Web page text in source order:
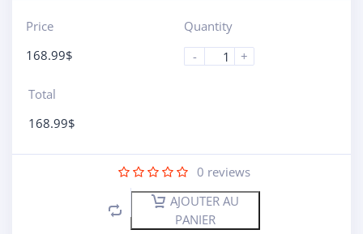
Price
168.99$
Quantity
-
+
Total
168.99$
0 reviews
AJOUTER AU
PANIER